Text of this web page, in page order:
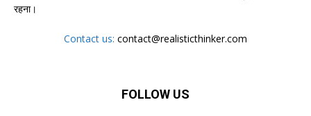
रहना।
Contact us: contact@realisticthinker.com
FOLLOW US